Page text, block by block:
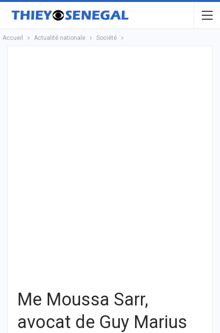
Accueil Actualité nationale Société
Me Moussa Sarr,
avocat de Guy Marius